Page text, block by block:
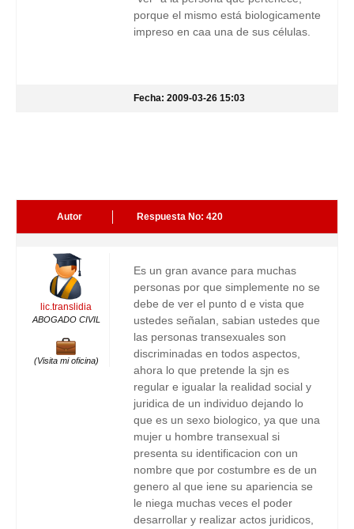
porque el mismo está biologicamente
impreso en caa una de sus células.
Fecha: 2009-03-26 15:03
Autor Respuesta No: 420
lic.translidia
ABOGADO CIVIL
(Visita mi oficina)
Es un gran avance para muchas
personas por que simplemente no se
debe de ver el punto d e vista que
ustedes señalan, sabian ustedes que
las personas transexuales son
discriminadas en todos aspectos,
ahora lo que pretende la sjn es
regular e igualar la realidad social y
juridica de un individuo dejando lo
que es un sexo biologico, ya que una
mujer u hombre transexual si
presenta su identificacion con un
nombre que por costumbre es de un
genero al que iene su apariencia se
le niega muchas veces el poder
desarrollar y realizar actos juridicos,